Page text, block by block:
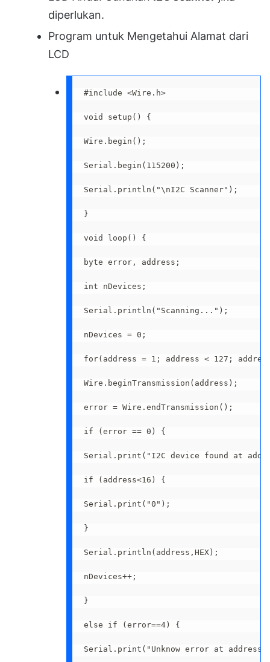
diperlukan.
Program untuk Mengetahui Alamat dari
LCD
#include <Wire.h>
void setup() {
Wire.begin();
Serial.begin(115200);
Serial.println("\nI2C Scanner");
}
void loop() {
byte error, address;
int nDevices;
Serial.println("Scanning...");
nDevices = 0;
for(address = 1; address < 127;
Wire.beginTransmission(address);
error = Wire.endTransmission();
if (error == 0) {
Serial.print("I2C device found at
if (address<16) {
Serial.print("0");
}
Serial.println(address,HEX);
nDevices++;
}
else if (error==4) {
Serial.print("Unknow error at address